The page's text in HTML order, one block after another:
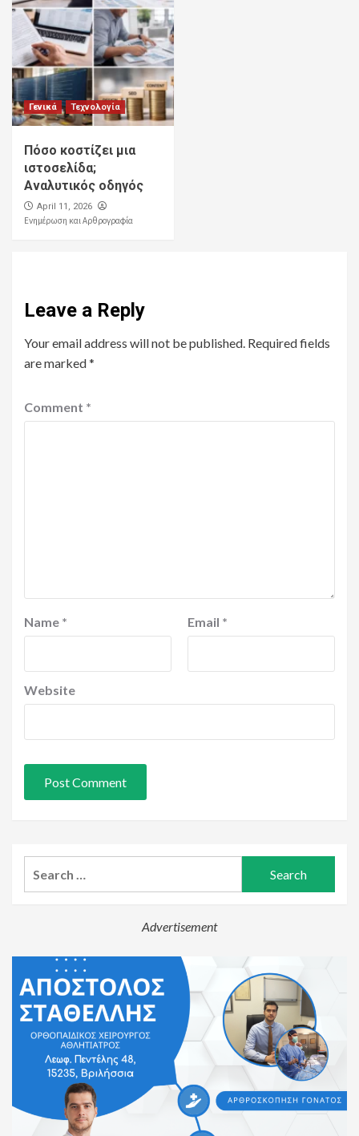
Γενικά Τεχνολογία
Πόσο κοστίζει μια
ιστοσελίδα;
Αναλυτικός οδηγός
April 11, 2026
Ενημέρωση και Αρθρογραφία
Leave a Reply
Your email address will not be published. Required fields
are marked*
Comment *
Name * Email *
Website
Advertisement